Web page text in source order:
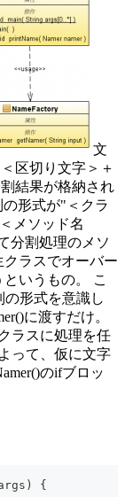
文
区切り文字＞＋
結果が格納され
形式が"＜クラ
メソッド名
分割処理のメソ
ラスでオーバー
いうもの。 こ
形式を意識し
に渡すだけ。
ラスに処理を任
って、仮に文字
のifブロッ
{